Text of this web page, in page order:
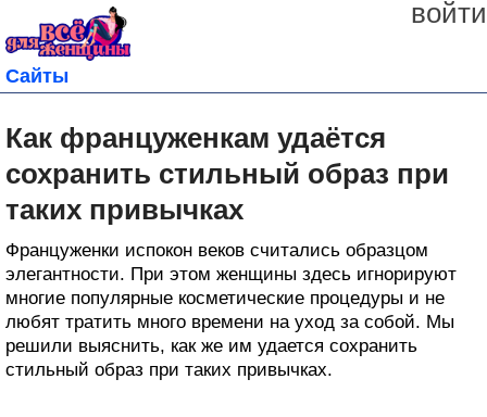
войти
Сайты
Как француженкам удаётся
сохранить стильный образ при
таких привычках
Француженки испокон веков считались образцом
элегантности. При этом женщины здесь игнорируют
многие популярные косметические процедуры и не
любят тратить много времени на уход за собой. Мы
решили выяснить, как же им удается сохранить
стильный образ при таких привычках.